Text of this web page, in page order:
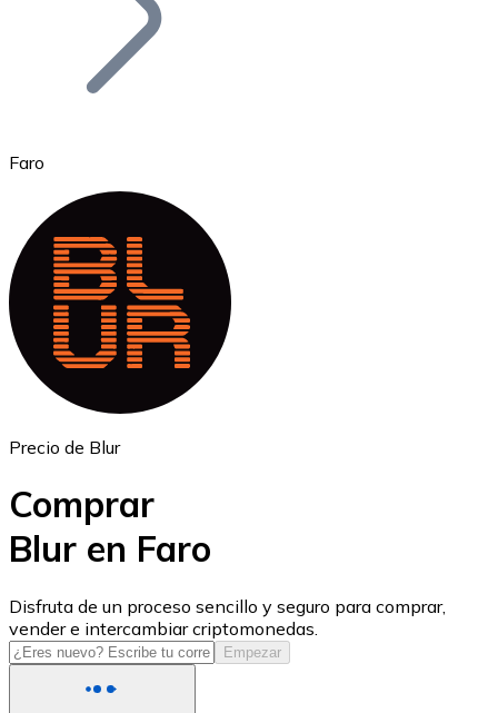
Ethereum
ETH
USD Coin
USDC
Faro
Precio de Blur
Comprar
Blur en Faro
Disfruta de un proceso sencillo y seguro para comprar,
vender e intercambiar criptomonedas.
Empezar